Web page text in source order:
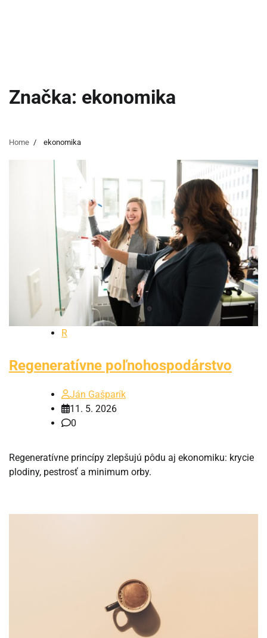
Značka: ekonomika
Home ekonomika
R
Regeneratívne poľnohospodárstvo
Ján Gašparík
11. 5. 2026
0
Regeneratívne princípy zlepšujú pôdu aj ekonomiku: krycie
plodiny, pestrosť a minimum orby.